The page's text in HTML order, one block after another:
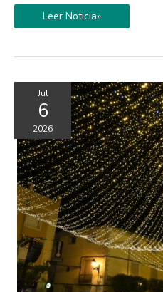
“Raíces
y
Futuro
Leer Noticia»
Jul
6
2026